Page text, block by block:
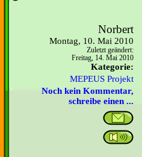
Norbert
Montag, 10. Mai 2010
Zuletzt geändert:
Freitag, 14. Mai 2010
Kategorie:
MEPEUS Projekt
Noch kein Kommentar,
schreibe einen ...